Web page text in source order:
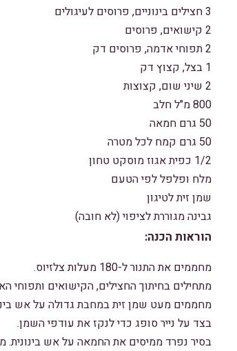
3 חצילים בינוניים, פרוסים לעיגולים
2 קישואים, פרוסים
2 תפוחי אדמה, פרוסים דק
1 בצל, קצוץ דק
2 שיני שום, קצוצות
800 מ"ל חלב
50 גרם חמאה
50 גרם קמח לכל מטרה
1/2 כפית אגוז מוסקט טחון
מלח ופלפל לפי הטעם
שמן זית לטיגון
גבינה מגוררת לציפוי (לא חובה)
הוראות הכנה:
מחממים את התנור ל-180 מעלות צלזיוס.
מתחילים בחיתוך החצילים, הקישואים ותפוחי האדמה
מחממים מעט שמן זית במחבת גדולה על אש
בצד על נייר סופג כדי לנקז את עודפי השמן.
בסיר נפרד ממיסים את החמאה על אש בינונית.